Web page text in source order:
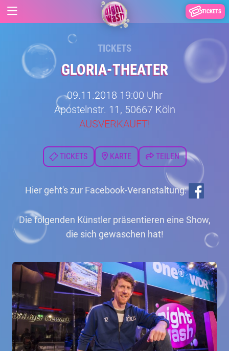
TICKETS
TICKETS
GLORIA-THEATER
09.11.2018 19:00 Uhr
Apostelnstr. 11, 50667 Köln
AUSVERKAUFT!
TICKETS KARTE TEILEN
Hier geht's zur Facebook-Veranstaltung:
Die folgenden Künstler präsentieren eine Show,
die sich gewaschen hat!